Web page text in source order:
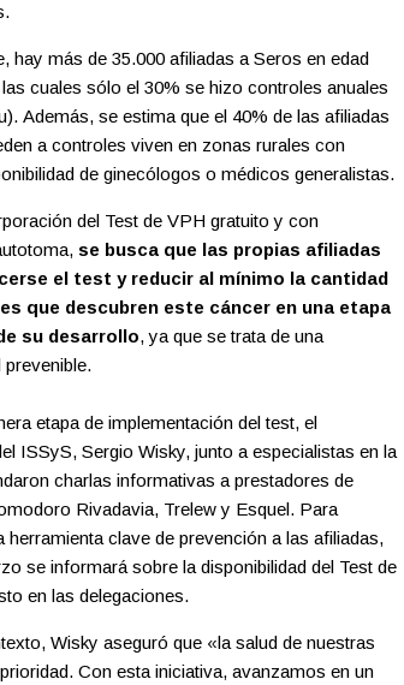
hay más de 35.000 afiliadas a Seros en edad
cuales sólo el 30% se hizo controles anuales
Además, se estima que el 40% de las afiliadas
a controles viven en zonas rurales con
de ginecólogos o médicos generalistas.
del Test de VPH gratuito y con
se busca que las propias afiliadas
el test y reducir al mínimo la cantidad
que descubren este cáncer en una etapa
su desarrollo, ya que se trata de una
etapa de implementación del test, el
ISSyS, Sergio Wisky, junto a especialistas en la
charlas informativas a prestadores de
Rivadavia, Trelew y Esquel. Para
herramienta clave de prevención a las afiliadas,
se informará sobre la disponibilidad del Test de
en las delegaciones.
Wisky aseguró que «la salud de nuestras
Con esta iniciativa, avanzamos en un